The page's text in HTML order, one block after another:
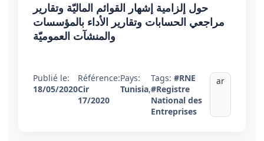
حول إلزامية إشهار القوائم الماليّة وتقارير
مراجعي الحسابات وتقارير الأداء بالمؤسسات
والمنشآت العموميّة
Publié le:
18/05/2020
Référence:
Cir
17/2020
Pays:
Tunisia,
Tags: #RNE
#Registre
National des
Entreprises
ar